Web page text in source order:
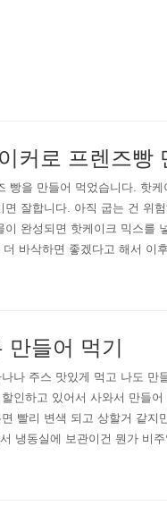
커로 프렌즈빵
빵을 만들어 먹었습니다. 핫
잘합니다. 아직 굽는 건 위
완성되면 핫케이크 믹스를
바삭하면 좋겠다고 해서 이
해져서 먹음직스럽게 되긴
들어 먹기
나 주스 맛있게 먹고 나도 만
인하고 있어서 사와서 만들
빨리 변색 되고 상할거 같지
냉동실에 보관이건 뭔가 비
서 모르겠음. 아무튼 물에 씻